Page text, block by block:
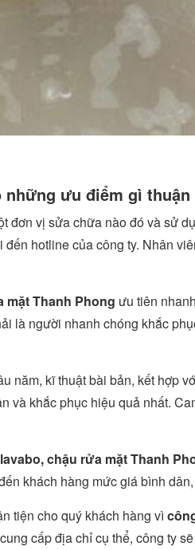
ưu điểm gì
đơn vị sửa chữa nào đó và sử
hotline của công ty. Nhân
mặt Thanh Phong ưu tiên
là người nhanh chóng khắc
năm, kĩ thuật bài bản, kết hợp
và khắc phục hiệu quả nhất.
lavabo, chậu rửa mặt Thanh
khách hàng mức giá bình
tiện cho quý khách hàng vì
cấp địa chỉ cụ thể, công ty